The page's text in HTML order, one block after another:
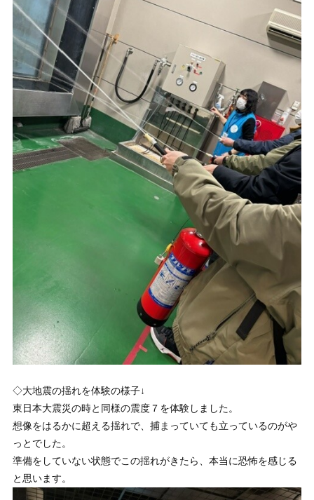
◇大地震の揺れを体験の様子↓
東日本大震災の時と同様の震度７を体験しました。
想像をはるかに超える揺れで、捕まっていても立っているのがや
っとでした。
準備をしていない状態でこの揺れがきたら、本当に恐怖を感じる
と思います。